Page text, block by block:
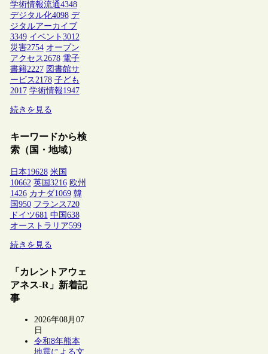
学術情報流通4348
デジタル化4098 デ
ジタルアーカイブ
3349 イベント 3012
災害2754 オープン
アクセス2678 電子
書籍2227 図書館サ
ービス2178 子ども
2017 学術情報1947
続きを見る
キーワードから検
索（国・地域）
日本19628 米国
10662 英国3216 欧州
1426 カナダ1069 韓
国950 フランス 720
ドイツ681 中国638
オーストラリア599
続きを見る
「カレントアウェ
アネス-R」新着記
事
2026年08月07
日
令和8年熊本
地震による文